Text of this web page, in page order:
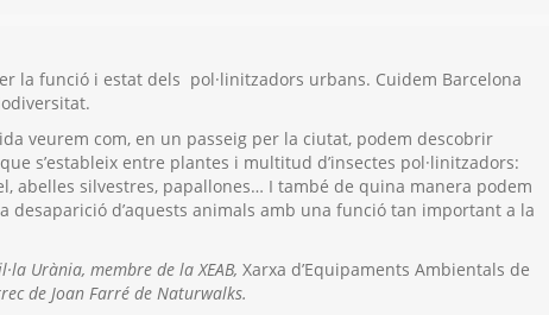
la funció i estat dels pol·linitzadors urbans. Cuidem Barcelona
veurem com, en un passeig per la ciutat, podem descobrir
s’estableix entre plantes i multitud d’insectes pol·linitzadors:
abelles silvestres, papallones… I també de quina manera podem
desaparició d’aquests animals amb una funció tan important a la
Urània, membre de la XEAB, Xarxa d’Equipaments Ambientals de
de Joan Farré de Naturwalks.